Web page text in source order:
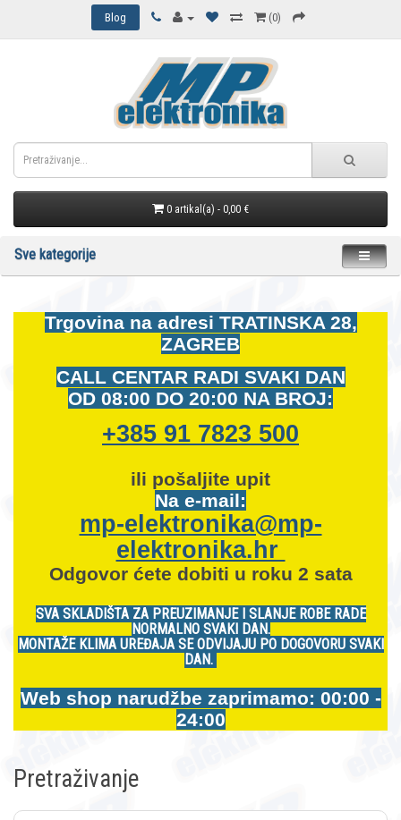
Blog (0)
0 artikal(a) - 0,00 €
Sve kategorije
Trgovina na adresi TRATINSKA 28,
ZAGREB
CALL CENTAR RADI SVAKI DAN
OD 08:00 DO 20:00 NA BROJ:
+385 91 7823 500
ili pošaljite upit
Na e-mail:
mp-elektronika@mp-
elektronika.hr
Odgovor ćete dobiti u roku 2 sata
SVA SKLADIŠTA ZA PREUZIMANJE I SLANJE ROBE RADE
NORMALNO SVAKI DAN.
MONTAŽE KLIMA UREĐAJA SE ODVIJAJU PO DOGOVORU SVAKI
DAN.
Web shop narudžbe zaprimamo: 00:00 -
24:00
Pretraživanje